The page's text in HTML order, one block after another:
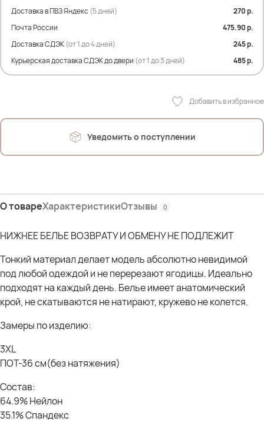
Состав:
Ластовица:
Доставка в ПВЗ Яндекс (5 дней)
270 р.
Почта России
475.90 р.
Доставка СДЭК(от 1 до 4 дней)
245 р.
Курьерская доставка СДЭК до двери (от 1 до 3 дней) 485 р.
Добавить в избранное
Уведомить о поступлении
О товареХарактеристикиОтзывы 0
НИЖНЕЕ БЕЛЬЕ ВОЗВРАТУ И ОБМЕНУ НЕ ПОДЛЕЖИТ
Тонкий материал делает модель абсолютно невидимой
под любой одеждой и не перерезают ягодицы. Идеально
подходят на каждый день. Белье имеет анатомический
крой, не скатываются не натирают, кружево не колется.
Замеры по изделию:
3XL
ПОТ-36 см(без натяжения)
Состав:
64.9% Нейлон
35.1% Спандекс